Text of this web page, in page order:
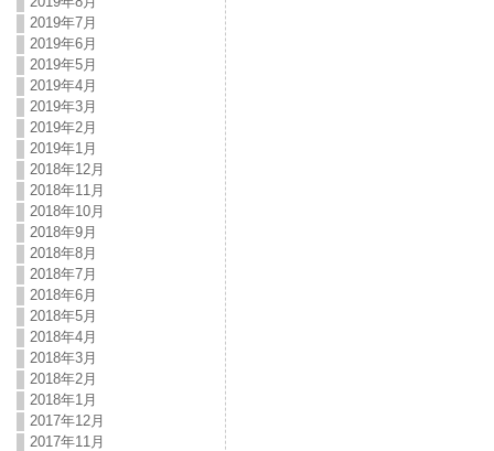
2019年7月
2019年6月
2019年5月
2019年4月
2019年3月
2019年2月
2019年1月
2018年12月
2018年11月
2018年10月
2018年9月
2018年8月
2018年7月
2018年6月
2018年5月
2018年4月
2018年3月
2018年2月
2018年1月
2017年12月
2017年11月